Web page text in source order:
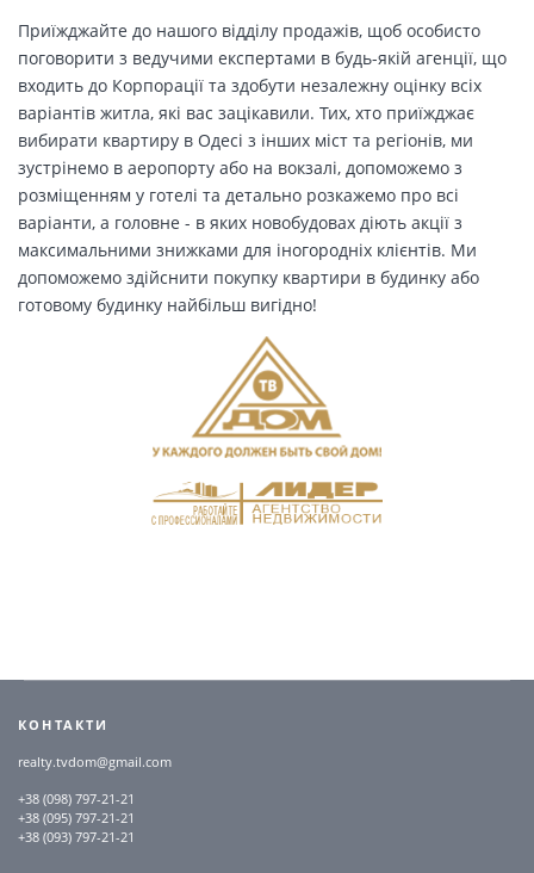
Приїжджайте до нашого відділу продажів, щоб особисто
поговорити з ведучими експертами в будь-якій агенції, що
входить до Корпорації та здобути незалежну оцінку всіх
варіантів житла, які вас зацікавили. Тих, хто приїжджає
вибирати квартиру в Одесі з інших міст та регіонів, ми
зустрінемо в аеропорту або на вокзалі, допоможемо з
розміщенням у готелі та детально розкажемо про всі
варіанти, а головне - в яких новобудовах діють акції з
максимальними знижками для іногородніх клієнтів. Ми
допоможемо здійснити покупку квартири в будинку або
готовому будинку найбільш вигідно!
КОНТАКТИ
realty.tvdom@gmail.com
+38 (098) 797-21-21
+38 (095) 797-21-21
+38 (093) 797-21-21